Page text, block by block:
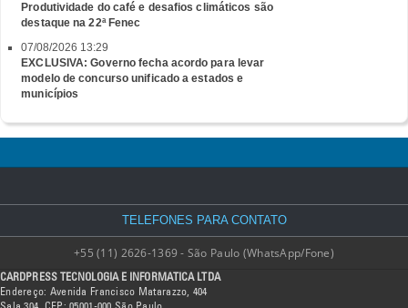
Produtividade do café e desafios climáticos são
destaque na 22ª Fenec
07/08/2026 13:29
EXCLUSIVA: Governo fecha acordo para levar
modelo de concurso unificado a estados e
municípios
TELEFONES PARA CONTATO
+55 (11) 2626-1369 - São Paulo (WhatsApp/Fone)
CARDPRESS TECNOLOGIA E INFORMATICA LTDA
Endereço: Avenida Francisco Matarazzo, 404